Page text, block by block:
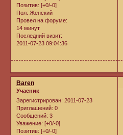
Позитив: [+0/-0]
Пол: Женский
Провел на форуме:
14 минут
Последний визит:
2011-07-23 09:04:36
Baren
Учасник
Зарегистрирован: 2011-07-23
Приглашений: 0
Сообщений: 3
Уважение: [+0/-0]
Позитив: [+0/-0]